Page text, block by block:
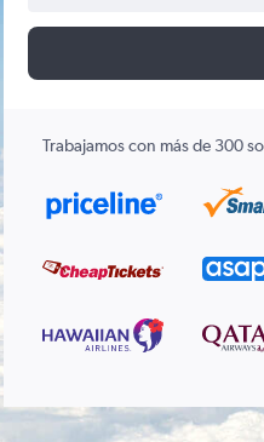
Trabajamos con más de 300